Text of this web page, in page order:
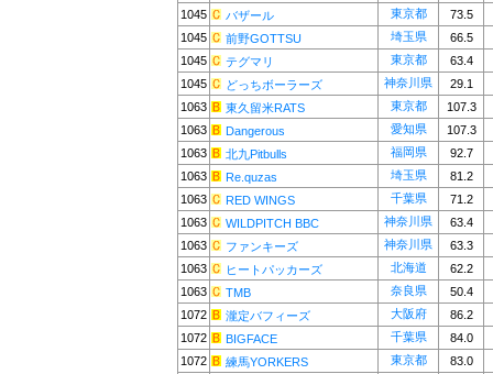
1045
バザール 東京都
73.5
1045
前野GOTTSU 埼玉県
66.5
1045
テグマリ 東京都
63.4
1045
どっちボーラーズ 神奈川県
29.1
1063
東久留米RATS 東京都
107.3
1063
Dangerous 愛知県
107.3
1063
北九Pitbulls 福岡県
92.7
1063
Re.quzas 埼玉県
81.2
1063
RED WINGS 千葉県
71.2
1063
WILDPITCH BBC 神奈川県
63.4
1063
ファンキーズ 神奈川県
63.3
1063
ヒートパッカーズ 北海道
62.2
1063
TMB 奈良県
50.4
1072
瀧定バフィーズ 大阪府
86.2
1072
BIGFACE 千葉県
84.0
1072
練馬YORKERS 東京都
83.0